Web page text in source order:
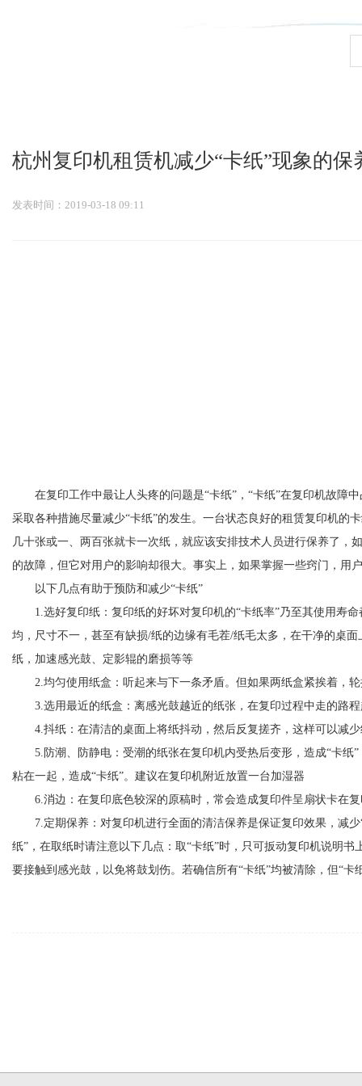
杭州复印机租赁机减少“卡纸”现象的
发表时间：2019-03-18 09:11
在复印工作中最让人头疼的问题是“卡纸” ， “卡纸”在复印机故障中
采取各种措施尽量减少“卡纸”的发生。一台状态良好的租赁复印机的
几十张或一、两百张就卡一次纸，就应该安排技术人员进行保养了，
的故障，但它对用户的影响却很大。事实上，如果掌握一些窍门，用
以下几点有助于预防和减少“卡纸”
1.选好复印纸 ： 复印纸的好坏对复印机的“卡纸率”乃至其使用寿
均，尺寸不一，甚至有缺损/纸的边缘有毛茬/纸毛太多，在干净的桌
纸，加速感光鼓、定影辊的磨损等等
2.均匀使用纸盒 ： 听起来与下一条矛盾。但如果两纸盒紧挨着，
3.选用最近的纸盒 ： 离感光鼓越近的纸张，在复印过程中走的路程
4.抖纸 ： 在清洁的桌面上将纸抖动，然后反复搓齐，这样可以减
5. 防潮、防静电 ： 受潮的纸张在复印机内受热后变形，造成“卡纸”
粘在一起，造成“卡纸”。建议在复印机附近放置一台加湿器
6.消边 ： 在复印底色较深的原稿时，常会造成复印件呈扇状卡在
7.定期保养 ： 对复印机进行全面的清洁保养是保证复印效果，减少
纸” ，在取纸时请注意以下几点：取“卡纸”时，只可扳动复印机说明书
要接触到感光鼓，以免将鼓划伤。若确信所有“卡纸”均被清除，但“卡